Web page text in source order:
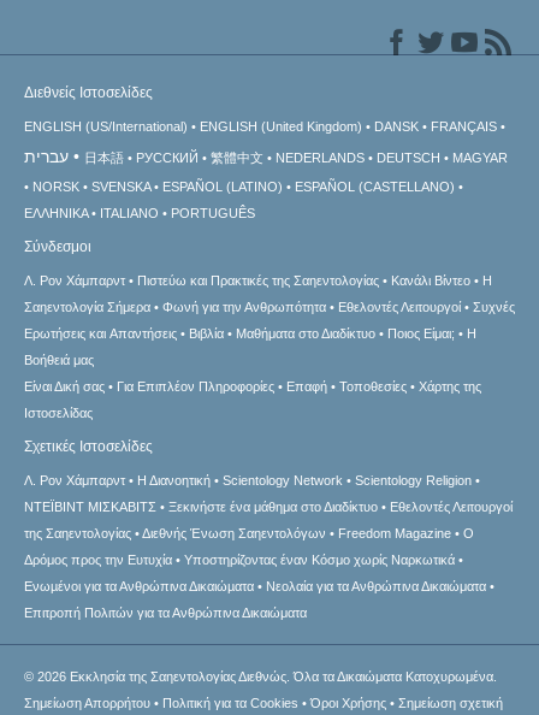
Διεθνείς Ιστοσελίδες
ENGLISH (US/International) ENGLISH (United Kingdom) DANSK FRANÇAIS
עברית 日本語 РУССКИЙ 繁體中文 NEDERLANDS DEUTSCH
MAGYAR
NORSK
SVENSKA ESPAÑOL (LATINO)
ESPAÑOL (CASTELLANO)
ΕΛΛΗΝΙΚA
ITALIANO PORTUGUÊS
Σύνδεσμοι
Λ. Ρον Χάμπαρντ Πιστεύω και Πρακτικές της Σαηεντολογίας Κανάλι Βίντεο
Η
Σαηεντολογία Σήμερα
Φωνή για την Ανθρωπότητα Εθελοντές Λειτουργοί
Συχνές
Ερωτήσεις και Απαντήσεις
Βιβλία Μαθήματα στο Διαδίκτυο Ποιος Είμαι;
Η
Βοήθειά μας
Είναι Δική σας
Για Επιπλέον Πληροφορίες Επαφή Τοποθεσίες
Χάρτης της
Ιστοσελίδας
Σχετικές Ιστοσελίδες
Λ. Ρον Χάμπαρντ Η Διανοητική Scientology Network
Scientology Religion
ΝΤΕΪΒΙΝΤ ΜΙΣΚAΒΙΤΣ
Ξεκινήστε ένα μάθημα στο Διαδίκτυο
Εθελοντές Λειτουργοί
της Σαηεντολογίας
Διεθνής Ένωση Σαηεντολόγων Freedom Magazine
Ο
Δρόμος προς την Ευτυχία
Υποστηρίζοντας έναν Κόσμο χωρίς Ναρκωτικά
Ενωµένοι για τα Ανθρώπινα Δικαιώµατα
Νεολαία για τα Ανθρώπινα Δικαιώματα
Επιτροπή Πολιτών για τα Ανθρώπινα Δικαιώματα
© 2026 Εκκλησία της Σαηεντολογίας Διεθνώς.Όλα τα Δικαιώματα Κατοχυρωμένα.
Σημείωση Απορρήτου • Πολιτική για τα Cookies •Όροι Χρήσης • Σημείωση σχετική